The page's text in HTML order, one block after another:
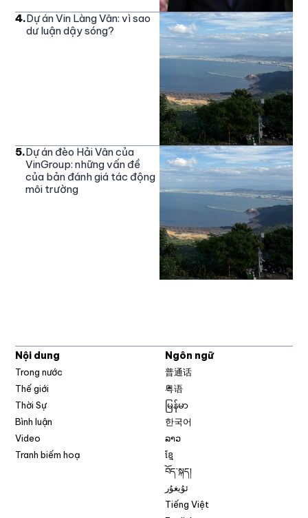
4.Dự án Vin Làng Vân: vì sao
dư luận dậy sóng?
5.Dự án đèo Hải Vân của
VinGroup: những vấn đề
của bản đánh giá tác động
môi trường
Nội dung
Trong nước
Thế giới
Thời Sự
Bình luận
Video
Tranh biếm hoạ
Ngôn ngữ
普通话
粤语
မြန်မာ
한국어
ລາວ
ខ្មែ
བོད་སྐད།
ئۇيغۇر
Tiếng Việt